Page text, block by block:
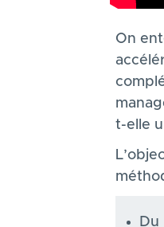
On
t-elle
Du